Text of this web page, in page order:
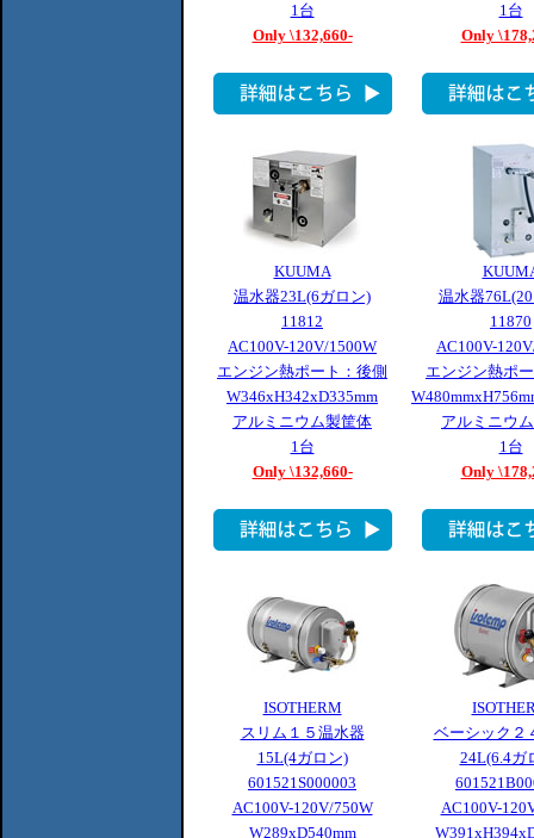
1台
Only \132,660-
1台
Only
KUUMA
温水器23L(6ガロン)
11812
AC100V-120V/1500W
エンジン熱ポート：後側
W346xH342xD335mm
アルミニウム製筐体
1台
Only \132,660-
温水器
11870
AC100V-
エンジン熱ポ
アルミニウ
1台
Only
ISOTHERM
スリム１５温水器
15L(4ガロン)
601521S000003
AC100V-120V/750W
W289xD540mm
ベーシック２
24L(6.4ガ
AC100V-